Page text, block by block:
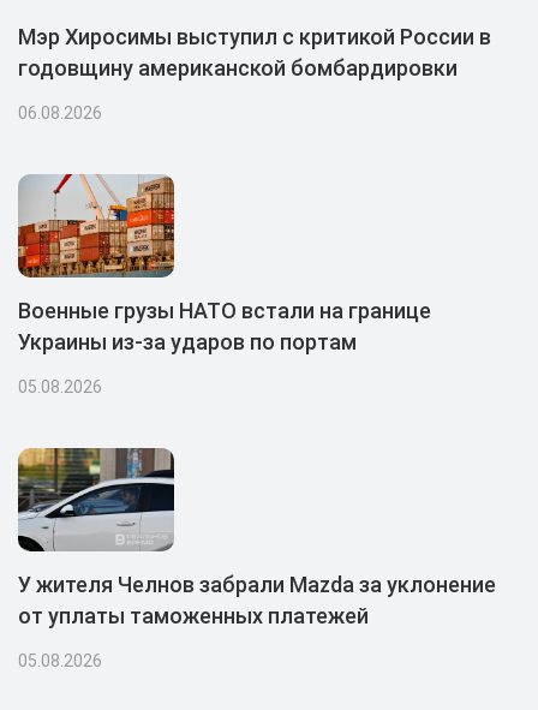
Мэр Хиросимы выступил с критикой России в
годовщину американской бомбардировки
06.08.2026
Военные грузы НАТО встали на границе
Украины из-за ударов по портам
05.08.2026
У жителя Челнов забрали Mazda за уклонение
от уплаты таможенных платежей
05.08.2026